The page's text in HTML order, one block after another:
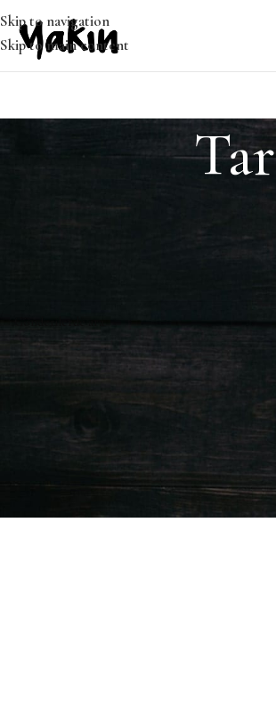
Skip to navigation
Skip to main content
Özür dileriz, ancak sonuç bulunamadı.